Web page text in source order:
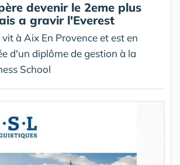
devenir le 2eme plus
a gravir l'Everest
à Aix En Provence et est en
d'un diplôme de gestion à la
School